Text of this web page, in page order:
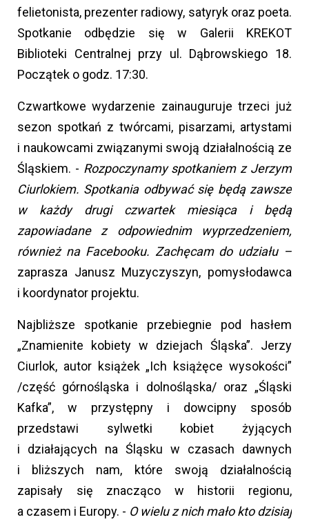
felietonista, prezenter radiowy, satyryk oraz poeta.
Spotkanie odbędzie się w Galerii KREKOT
Biblioteki Centralnej przy ul. Dąbrowskiego 18.
Początek o godz. 17:30.
Czwartkowe wydarzenie zainauguruje trzeci już
sezon spotkań z twórcami, pisarzami, artystami
i naukowcami związanymi swoją działalnością ze
Śląskiem. - Rozpoczynamy spotkaniem z Jerzym
Ciurlokiem. Spotkania odbywać się będą zawsze
w każdy drugi czwartek miesiąca i będą
zapowiadane z odpowiednim wyprzedzeniem,
również na Facebooku. Zachęcam do udziału –
zaprasza Janusz Muzyczyszyn, pomysłodawca
i koordynator projektu.
Najbliższe spotkanie przebiegnie pod hasłem
„Znamienite kobiety w dziejach Śląska”. Jerzy
Ciurlok, autor książek „Ich książęce wysokości”
/część górnośląska i dolnośląska/ oraz „Śląski
Kafka”, w przystępny i dowcipny sposób
przedstawi sylwetki kobiet żyjących
i działających na Śląsku w czasach dawnych
i bliższych nam, które swoją działalnością
zapisały się znacząco w historii regionu,
a czasem i Europy. - O wielu z nich mało kto dzisiaj